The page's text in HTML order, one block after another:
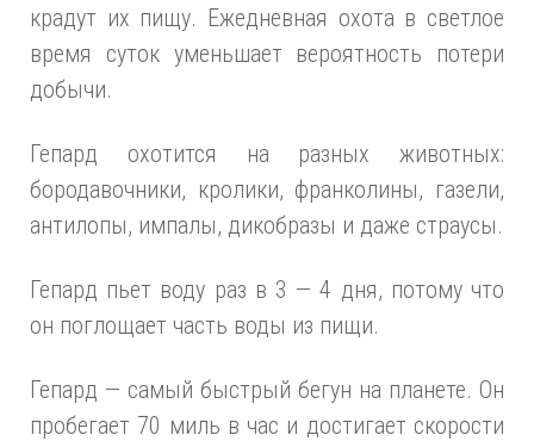
крадут их пищу. Ежедневная охота в светлое
время суток уменьшает вероятность потери
добычи.
Гепард охотится на разных животных:
бородавочники, кролики, франколины, газели,
антилопы, импалы, дикобразы и даже страусы.
Гепард пьет воду раз в 3 — 4 дня, потому что
он поглощает часть воды из пищи.
Гепард — самый быстрый бегун на планете. Он
пробегает 70 миль в час и достигает скорости